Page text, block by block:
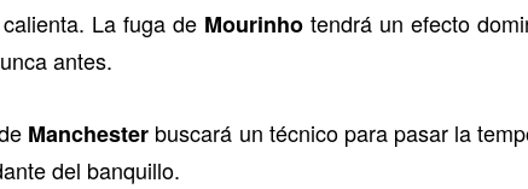
calienta. La fuga de Mourinho tendrá un efecto
antes.
Manchester buscará un técnico para pasar la
del banquillo.